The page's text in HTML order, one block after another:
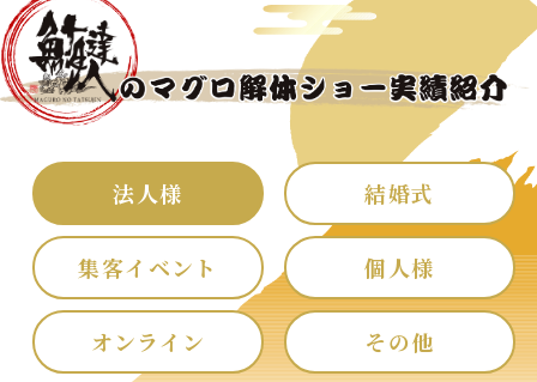
法人様 結婚式
集客イベント 個人様
オンライン その他